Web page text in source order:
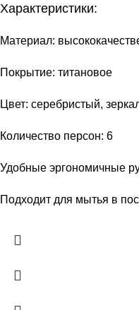
Характеристики:
Материал:
Покрытие: титановое
Цвет: серебристый,
Количество персон: 6
Удобные эргономичные
Подходит для мытья в